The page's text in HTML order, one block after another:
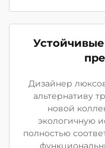
Дизайнер
альтернативу
новой
экологичную
полностью